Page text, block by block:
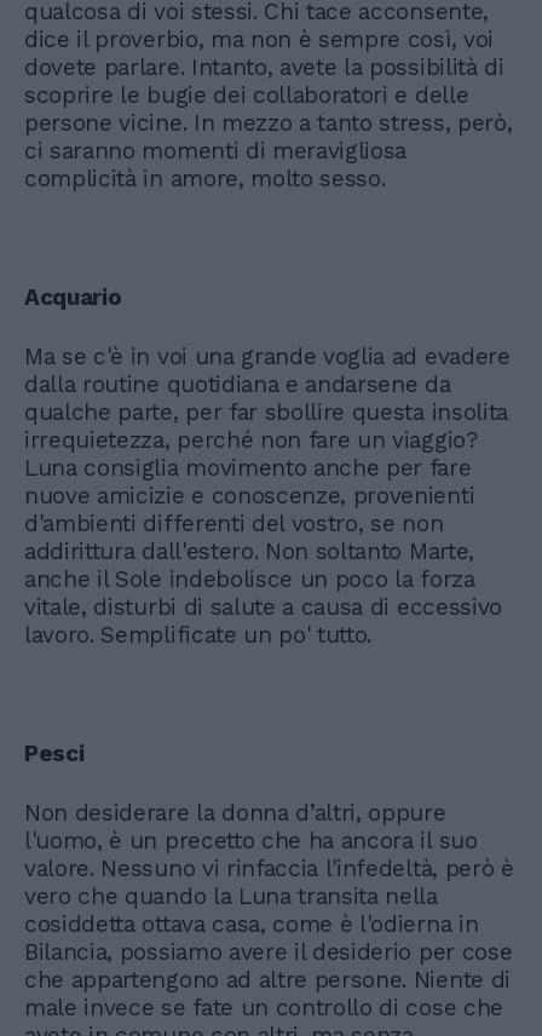
qualcosa di voi stessi. Chi tace acconsente,
dice il proverbio, ma non è sempre così, voi
dovete parlare. Intanto, avete la possibilità di
scoprire le bugie dei collaboratori e delle
persone vicine. In mezzo a tanto stress, però,
ci saranno momenti di meravigliosa
complicità in amore, molto sesso.
Acquario
Ma se c'è in voi una grande voglia ad evadere
dalla routine quotidiana e andarsene da
qualche parte, per far sbollire questa insolita
irrequietezza, perché non fare un viaggio?
Luna consiglia movimento anche per fare
nuove amicizie e conoscenze, provenienti
d'ambienti differenti del vostro, se non
addirittura dall'estero. Non soltanto Marte,
anche il Sole indebolisce un poco la forza
vitale, disturbi di salute a causa di eccessivo
lavoro. Semplificate un po' tutto.
Pesci
Non desiderare la donna d’altri, oppure
l'uomo, è un precetto che ha ancora il suo
valore. Nessuno vi rinfaccia l'infedeltà, però è
vero che quando la Luna transita nella
cosiddetta ottava casa, come è l'odierna in
Bilancia, possiamo avere il desiderio per cose
che appartengono ad altre persone. Niente di
male invece se fate un controllo di cose che